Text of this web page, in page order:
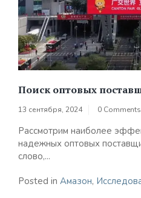
Поиск оптовых
13 сентября, 2024 0 Comments
Рассмотрим наиболее
надежных оптовых
слово,...
Posted in Амазон,